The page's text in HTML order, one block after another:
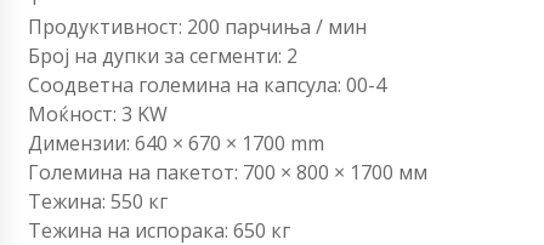
Продуктивност: 200 парчиња / мин
Број на дупки за сегменти: 2
Соодветна големина на капсула: 00-4
Моќност: 3 KW
Димензии: 640 × 670 × 1700 mm
Големина на пакетот: 700 × 800 × 1700 мм
Тежина: 550 кг
Тежина на испорака: 650 кг